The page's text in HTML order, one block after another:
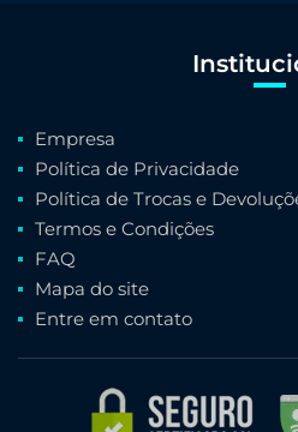
Empresa
Política de Privacidade
Política de Trocas e
Termos e Condições
FAQ
Mapa do site
Entre em contato